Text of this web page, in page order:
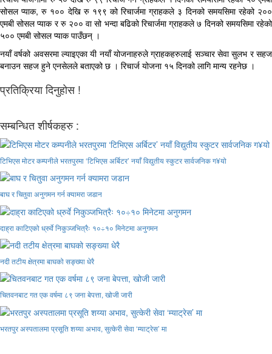
सोसल प्याक, रु १०० देखि रु १९९ को रिचार्जमा ग्राहकले ३ दिनको समयसिमा रहेको २००
एमबी सोसल प्याक र रु २०० वा सो भन्दा बढिको रिचार्जमा ग्राहकले ७ दिनको समयसिमा रहेको
५०० एमबी सोसल प्याक पाउँछन् ।
नयाँ वर्षको अवसरमा ल्याइएका यी नयाँ योजनाहरुले ग्राहकहरुलाई सञ्चार सेवा सुलभ र सहज
बनाउन सहज हुने एनसेलले बताएको छ । रिचार्ज योजना १५ दिनको लागि मान्य रहनेछ ।
प्रतिक्रिया दिनुहोस !
सम्बन्धित शीर्षकहरु :
टिभिएस मोटर कम्पनीले भरतपुरमा ‘टिभिएस अर्बिटर’ नयाँ विद्युतीय स्कुटर सार्वजनिक ग¥यो
बाघ र चितुवा अनुगमन गर्न क्यामरा जडान
दाह्रा काटिएको ध्रुर्वे निकुञ्जभित्रैः १०÷१० मिनेटमा अनुगमन
नदी तटीय क्षेत्रमा बाघको सङ्ख्या धेरै
चितवनबाट गत एक वर्षमा ८९ जना बेपत्ता, खोजी जारी
भरतपुर अस्पतालमा प्रसूति शय्या अभाव, सुत्केरी सेवा ‘म्याट्रेस’ मा